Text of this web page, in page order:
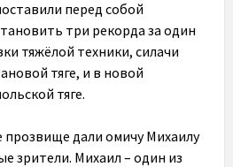
перед собой
три рекорда за один
тяжёлой техники, силачи
тяге, и в новой
тяге.
прозвище дали омичу Михаилу
зрители. Михаил – один из